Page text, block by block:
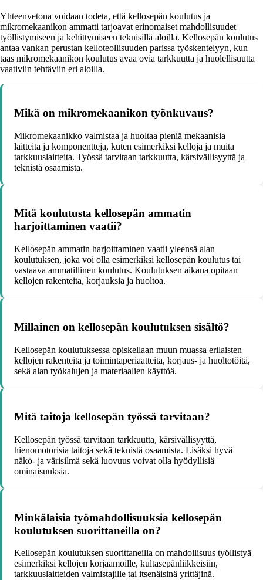
Yhteenvetona voidaan todeta, että kellosepän koulutus ja
mikromekaanikon ammatti tarjoavat erinomaiset mahdollisuudet
työllistymiseen ja kehittymiseen teknisillä aloilla. Kellosepän koulutus
antaa vankan perustan kelloteollisuuden parissa työskentelyyn, kun
taas mikromekaanikon koulutus avaa ovia tarkkuutta ja huolellisuutta
vaativiin tehtäviin eri aloilla.
Mikä on mikromekaanikon työnkuvaus?
Mikromekaanikko valmistaa ja huoltaa pieniä mekaanisia
laitteita ja komponentteja, kuten esimerkiksi kelloja ja muita
tarkkuuslaitteita. Työssä tarvitaan tarkkuutta, kärsivällisyyttä ja
teknistä osaamista.
Mitä koulutusta kellosepän ammatin
harjoittaminen vaatii?
Kellosepän ammatin harjoittaminen vaatii yleensä alan
koulutuksen, joka voi olla esimerkiksi kellosepän koulutus tai
vastaava ammatillinen koulutus. Koulutuksen aikana opitaan
kellojen rakenteita, korjauksia ja huoltoa.
Millainen on kellosepän koulutuksen sisältö?
Kellosepän koulutuksessa opiskellaan muun muassa erilaisten
kellojen rakenteita ja toimintaperiaatteita, korjaus- ja huoltotöitä,
sekä alan työkalujen ja materiaalien käyttöä.
Mitä taitoja kellosepän työssä tarvitaan?
Kellosepän työssä tarvitaan tarkkuutta, kärsivällisyyttä,
hienomotorisia taitoja sekä teknistä osaamista. Lisäksi hyvä
näkö- ja värisilmä sekä luovuus voivat olla hyödyllisiä
ominaisuuksia.
Minkälaisia työmahdollisuuksia kellosepän
koulutuksen suorittaneilla on?
Kellosepän koulutuksen suorittaneilla on mahdollisuus työllistyä
esimerkiksi kellojen korjaamoille, kultasepänliikkeisiin,
tarkkuuslaitteiden valmistajille tai itsenäisinä yrittäjinä.